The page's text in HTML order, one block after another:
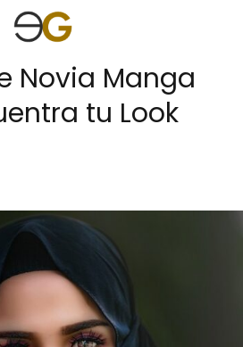
Novia Manga
tu Look